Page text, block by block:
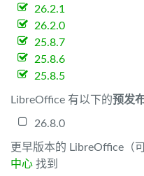
26.2.1
26.2.0
25.8.7
25.8.6
25.8.5
LibreOffice 有以下的预发
26.8.0
更早版本的 LibreOffice（
中心 找到